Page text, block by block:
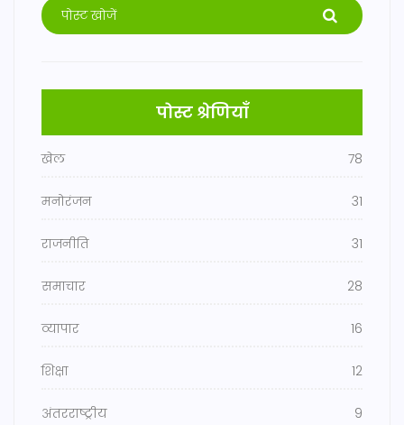
पोस्ट श्रेणियाँ
खेल 78
मनोरंजन 31
राजनीति 31
समाचार 28
व्यापार 16
शिक्षा 12
अंतरराष्ट्रीय 9